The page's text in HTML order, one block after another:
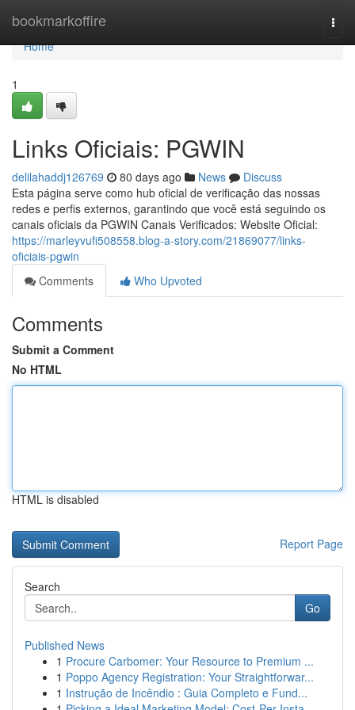
bookmarkoffire
Home
Home
1
Links Oficiais: PGWIN
delilahaddj126769 80 days ago News
Discuss
Esta página serve como hub oficial de verificação das nossas
redes e perfis externos, garantindo que você está seguindo os
canais oficiais da PGWIN Canais Verificados: Website Oficial:
https://marleyvufi508558.blog-a-story.com/21869077/links-
oficiais-pgwin
Comments
Who Upvoted
Comments
Submit a Comment
No HTML
HTML is disabled
Report Page
Search
Go
Published News
1 Procure Carbomer: Your Resource to Premium ...
1 Poppo Agency Registration: Your Straightforwar...
1 Instrução de Incêndio : Guia Completo e Fund...